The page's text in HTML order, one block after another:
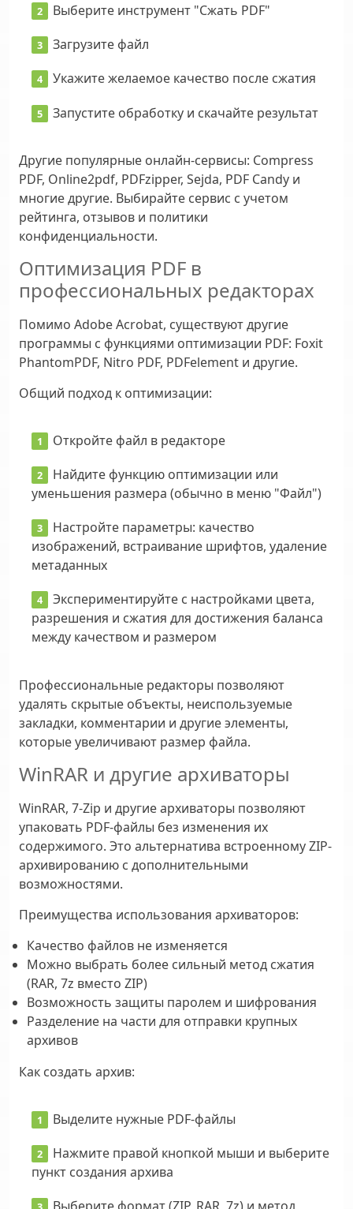
Выберите инструмент "Сжать PDF"
Загрузите файл
Укажите желаемое качество после сжатия
Запустите обработку и скачайте результат
Другие популярные онлайн-сервисы: Compress
PDF, Online2pdf, PDFzipper, Sejda, PDF Candy и
многие другие. Выбирайте сервис с учетом
рейтинга, отзывов и политики
конфиденциальности.
Оптимизация PDF в
профессиональных редакторах
Помимо Adobe Acrobat, существуют другие
программы с функциями оптимизации PDF: Foxit
PhantomPDF, Nitro PDF, PDFelement и другие.
Общий подход к оптимизации:
Откройте файл в редакторе
Найдите функцию оптимизации или
уменьшения размера (обычно в меню "Файл")
Настройте параметры: качество
изображений, встраивание шрифтов, удаление
метаданных
Экспериментируйте с настройками цвета,
разрешения и сжатия для достижения баланса
между качеством и размером
Профессиональные редакторы позволяют
удалять скрытые объекты, неиспользуемые
закладки, комментарии и другие элементы,
которые увеличивают размер файла.
WinRAR и другие архиваторы
WinRAR, 7-Zip и другие архиваторы позволяют
упаковать PDF-файлы без изменения их
содержимого. Это альтернатива встроенному ZIP-
архивированию с дополнительными
возможностями.
Преимущества использования архиваторов:
Качество файлов не изменяется
Можно выбрать более сильный метод сжатия
(RAR, 7z вместо ZIP)
Возможность защиты паролем и шифрования
Разделение на части для отправки крупных
архивов
Как создать архив:
Выделите нужные PDF-файлы
Нажмите правой кнопкой мыши и выберите
пункт создания архива